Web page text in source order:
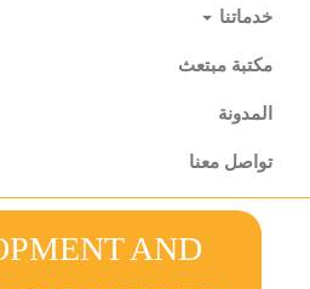
خدماتنا
مكتبة مبتعث
المدونة
تواصل معنا
AND